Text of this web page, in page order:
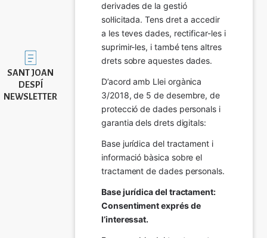
Imatge
SANT JOAN
DESPÍ
NEWSLETTER
derivades de la gestió
sol·licitada. Tens dret a accedir
a les teves dades, rectificar-les i
suprimir-les, i també tens altres
drets sobre aquestes dades.
D’acord amb Llei orgànica
3/2018, de 5 de desembre, de
protecció de dades personals i
garantia dels drets digitals:
Base jurídica del tractament i
informació bàsica sobre el
tractament de dades personals.
Base jurídica del tractament:
Consentiment exprés de
l’interessat.